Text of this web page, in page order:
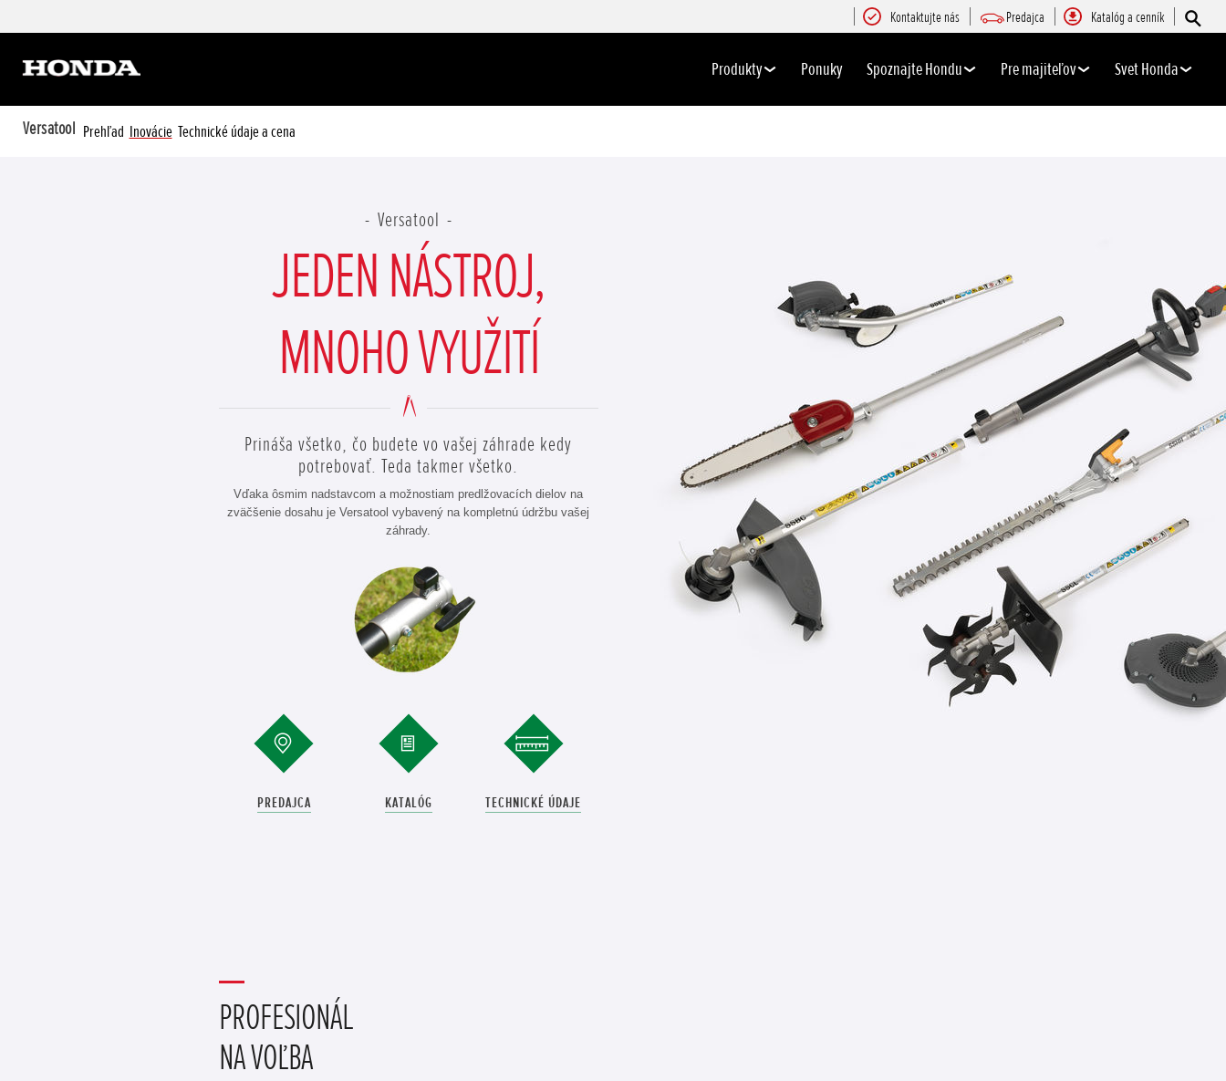
Kontaktujte nás Predajca Katalóg a cenník
Produkty Ponuky Spoznajte Hondu Pre majiteľov Svet Honda
Versatool Prehľad Inovácie Technické údaje a cena
Versatool
JEDEN NÁSTROJ,
MNOHO VYUŽITÍ
Prináša všetko, čo budete vo vašej záhrade kedy
potrebovať. Teda takmer všetko.
Vďaka ôsmim nadstavcom a možnostiam predlžovacích dielov na
zväčšenie dosahu je Versatool vybavený na kompletnú údržbu vašej
záhrady.
PREDAJCA KATALÓG TECHNICKÉ ÚDAJE
PROFESIONÁL
NA VOĽBA